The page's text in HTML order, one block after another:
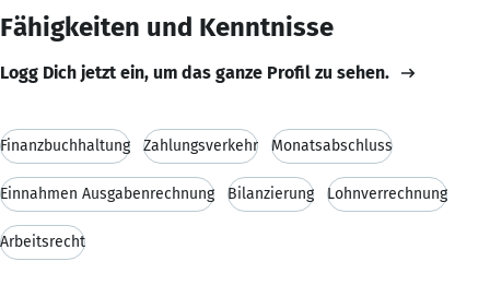
Fähigkeiten und Kenntnisse
Logg Dich jetzt ein, um das ganze Profil zu sehen.
Finanzbuchhaltung Zahlungsverkehr Monatsabschluss
Einnahmen Ausgabenrechnung Bilanzierung Lohnverrechnung
Arbeitsrecht